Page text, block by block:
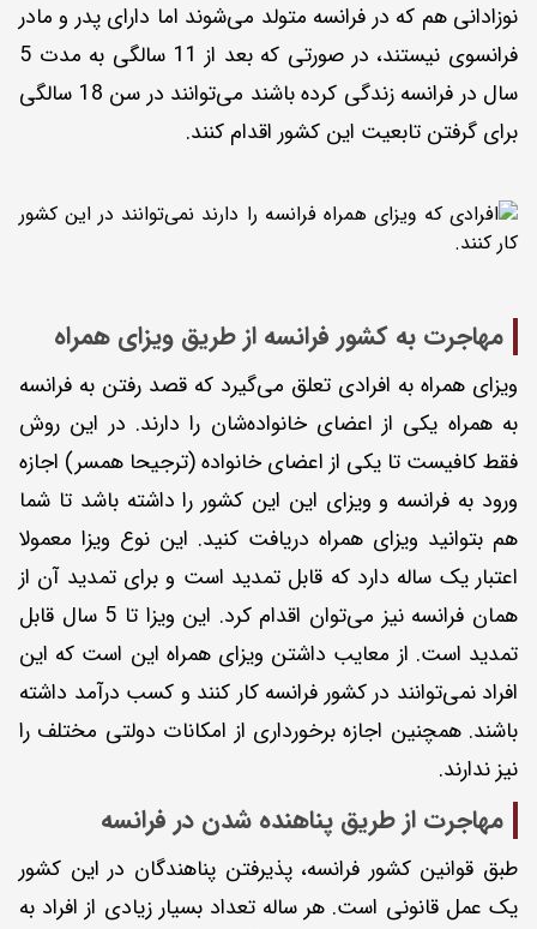
نوزادانی هم که در فرانسه متولد می‌شوند اما دارای پدر و مادر
فرانسوی نیستند، در صورتی که بعد از 11 سالگی به مدت 5
سال در فرانسه زندگی کرده باشند می‌توانند در سن 18 سالگی
برای گرفتن تابعیت این کشور اقدام کنند.
مهاجرت به کشور فرانسه از طریق ویزای همراه
ویزای همراه به افرادی تعلق می‌گیرد که قصد رفتن به فرانسه
به همراه یکی از اعضای خانواده‌شان را دارند. در این روش
فقط کافیست تا یکی از اعضای خانواده (ترجیحا همسر) اجازه
ورود به فرانسه و ویزای این این کشور را داشته باشد تا شما
هم بتوانید ویزای همراه دریافت کنید. این نوع ویزا معمولا
اعتبار یک ساله دارد که قابل تمدید است و برای تمدید آن از
همان فرانسه نیز می‌توان اقدام کرد. این ویزا تا 5 سال قابل
تمدید است. از معایب داشتن ویزای همراه این است که این
افراد نمی‌توانند در کشور فرانسه کار کنند و کسب درآمد داشته
باشند. همچنین اجازه برخورداری از امکانات دولتی مختلف را
نیز ندارند.
مهاجرت از طریق پناهنده شدن در فرانسه
طبق قوانین کشور فرانسه، پذیرفتن پناهندگان در این کشور
یک عمل قانونی است. هر ساله تعداد بسیار زیادی از افراد به